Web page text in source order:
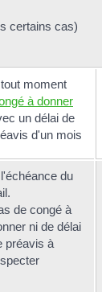
certains cas)
moment
à donner
un délai de
d'un mois
du
de congé à
ni de délai
préavis à